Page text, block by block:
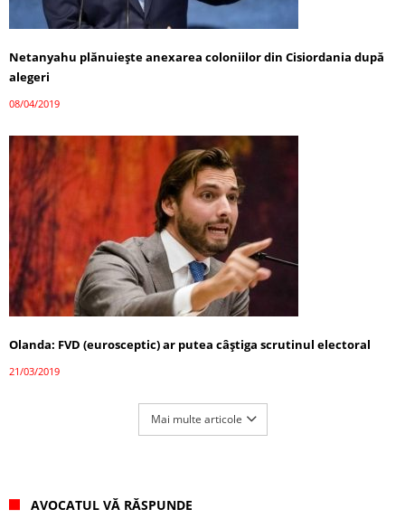
Netanyahu plănuieşte anexarea coloniilor din Cisiordania după
alegeri
08/04/2019
Olanda: FVD (eurosceptic) ar putea câștiga scrutinul electoral
21/03/2019
Mai multe articole
AVOCATUL VĂ RĂSPUNDE